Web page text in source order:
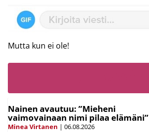
Mutta kun ei ole!
Nainen avautuu: ”Mieheni
vaimovainaan nimi pilaa elämäni”
Minea Virtanen | 06.08.2026